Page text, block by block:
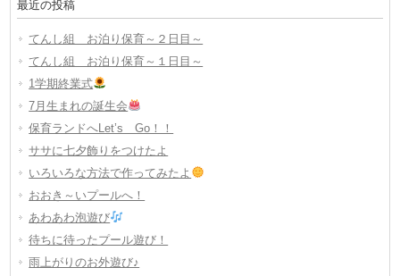
最近の投稿
てんし組 お泊り保育～２日目～
てんし組 お泊り保育～１日目～
1学期終業式
7月生まれの誕生会
保育ランドへLet’s Go！！
ササに七夕飾りをつけたよ
いろいろな方法で作ってみたよ
おおき～いプールへ！
あわあわ泡遊び
待ちに待ったプール遊び！
雨上がりのお外遊び♪